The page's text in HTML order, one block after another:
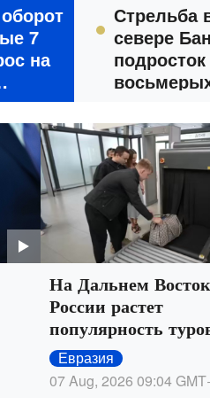
7
на
Стрельба
севере
покончил
На Дальнем
России растет
популярность
Китай
07 Aug, 2026 09:04
Евразия